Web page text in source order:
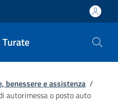
benessere e assistenza /
autorimessa o posto auto